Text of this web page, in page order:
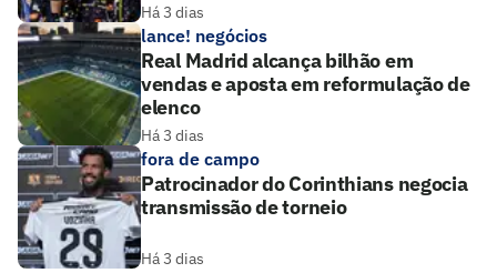
Há 3 dias
lance! negócios
Real Madrid alcança bilhão em
vendas e aposta em reformulação de
elenco
Há 3 dias
fora de campo
Patrocinador do Corinthians negocia
transmissão de torneio
Há 3 dias